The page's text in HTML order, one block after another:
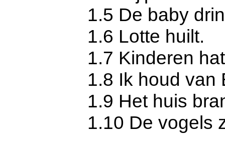
1.5 De baby
1.6 Lotte huilt.
1.7 Kinderen
1.8 Ik houd van
1.9 Het huis
1.10 De vogels